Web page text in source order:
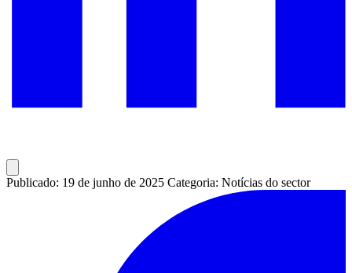
Publicado: 19 de junho de 2025 Categoria: Notícias do sector